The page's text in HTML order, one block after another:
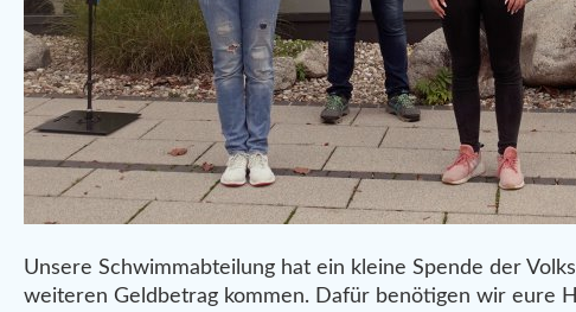
Unsere Schwimmabteilung hat ein kleine Spende der
weiteren Geldbetrag kommen. Dafür benötigen wir eure